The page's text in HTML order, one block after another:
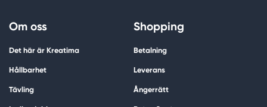
Om oss
Det här är Kreatima
Hållbarhet
Tävling
Shopping
Betalning
Leverans
Ångerrätt